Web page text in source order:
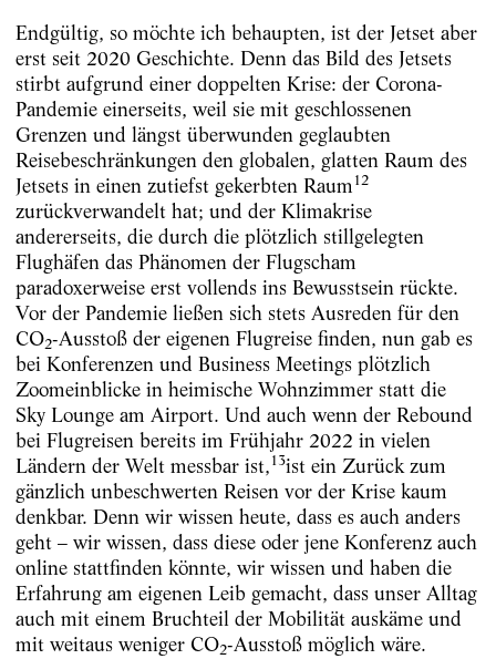
Endgültig, so möchte ich behaupten, ist der Jetset aber
erst seit 2020 Geschichte. Denn das Bild des Jetsets
stirbt aufgrund einer doppelten Krise: der Corona-
Pandemie einerseits, weil sie mit geschlossenen
Grenzen und längst überwunden geglaubten
Reisebeschränkungen den globalen, glatten Raum des
Jetsets in einen zutiefst gekerbten Raum 12
zurückverwandelt hat; und der Klimakrise
andererseits, die durch die plötzlich stillgelegten
Flughäfen das Phänomen der Flugscham
paradoxerweise erst vollends ins Bewusstsein rückte.
Vor der Pandemie ließen sich stets Ausreden für den
CO2-Ausstoß der eigenen Flugreise finden, nun gab es
bei Konferenzen und Business Meetings plötzlich
Zoomeinblicke in heimische Wohnzimmer statt die
Sky Lounge am Airport. Und auch wenn der Rebound
bei Flugreisen bereits im Frühjahr 2022 in vielen
Ländern der Welt messbar ist,13ist ein Zurück zum
gänzlich unbeschwerten Reisen vor der Krise kaum
denkbar. Denn wir wissen heute, dass es auch anders
geht – wir wissen, dass diese oder jene Konferenz auch
online stattfinden könnte, wir wissen und haben die
Erfahrung am eigenen Leib gemacht, dass unser Alltag
auch mit einem Bruchteil der Mobilität auskäme und
mit weitaus weniger CO2-Ausstoß möglich wäre.